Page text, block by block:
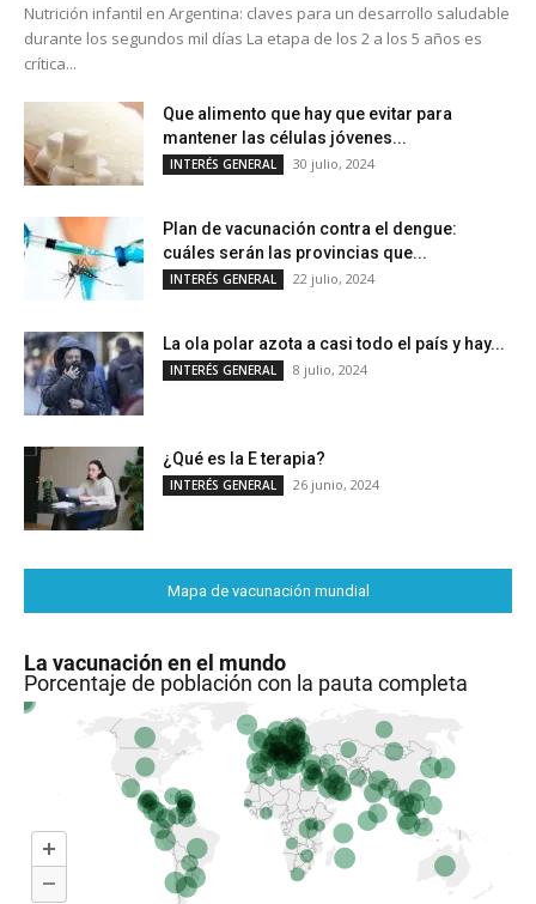
Nutrición infantil en Argentina: claves para un desarrollo saludable
durante los segundos mil días La etapa de los 2 a los 5 años es
crítica...
Que alimento que hay que evitar para
mantener las células jóvenes...
INTERÉS GENERAL 30 julio, 2024
Plan de vacunación contra el dengue:
cuáles serán las provincias que...
INTERÉS GENERAL 22 julio, 2024
La ola polar azota a casi todo el país y hay...
INTERÉS GENERAL 8 julio, 2024
¿Qué es la E terapia?
INTERÉS GENERAL 26 junio, 2024
Mapa de vacunación mundial